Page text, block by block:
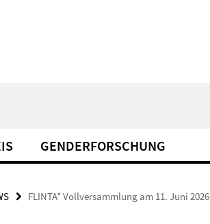
GENDERFORSCHUNG
FLINTA* Vollversammlung am 11. Juni 2026